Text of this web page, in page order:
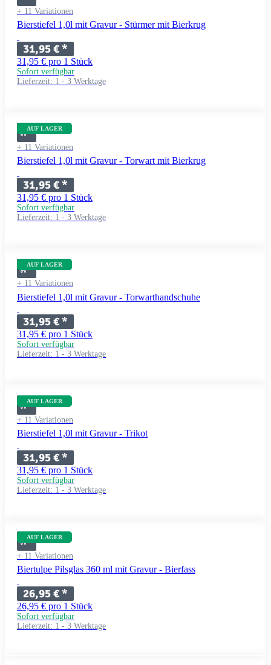
+ 11 Variationen
Bierstiefel 1,0l mit Gravur - Stürmer mit Bierkrug
31,95 €*
31,95 € pro 1 Stück
Sofort verfügbar
Lieferzeit: 1 - 3 Werktage
AUF LAGER
+ 11 Variationen
Bierstiefel 1,0l mit Gravur - Torwart mit Bierkrug
31,95 €*
31,95 € pro 1 Stück
Sofort verfügbar
Lieferzeit: 1 - 3 Werktage
AUF LAGER
+ 11 Variationen
Bierstiefel 1,0l mit Gravur - Torwarthandschuhe
31,95 €*
31,95 € pro 1 Stück
Sofort verfügbar
Lieferzeit: 1 - 3 Werktage
AUF LAGER
+ 11 Variationen
Bierstiefel 1,0l mit Gravur - Trikot
31,95 €*
31,95 € pro 1 Stück
Sofort verfügbar
Lieferzeit: 1 - 3 Werktage
AUF LAGER
+ 11 Variationen
Biertulpe Pilsglas 360 ml mit Gravur - Bierfass
26,95 €*
26,95 € pro 1 Stück
Sofort verfügbar
Lieferzeit: 1 - 3 Werktage